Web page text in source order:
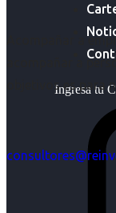
Ingresa tu
Acompañar a
acompañar a
objetivos es para